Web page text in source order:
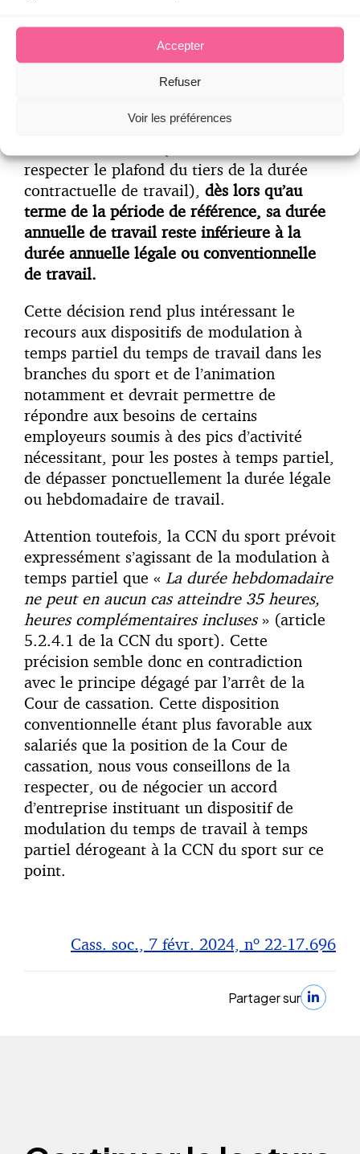
Accepter
Refuser
Voir les préférences
dépassée(Cass. soc., 7 févr. 2024, n° 22-
Concrètement, cela signifie
atteindre ou dépasser 35h de travail sur
respecter le plafond du tiers de la durée
contractuelle de travail), dès lors qu’au
terme de la période de référence, sa durée
annuelle de travail reste inférieure à la
durée annuelle légale ou conventionnelle
de travail.
Cette décision rend plus intéressant le
recours aux dispositifs de modulation à
temps partiel du temps de travail dans les
branches du sport et de l’animation
notamment et devrait permettre de
répondre aux besoins de certains
employeurs soumis à des pics d’activité
nécessitant, pour les postes à temps partiel,
de dépasser ponctuellement la durée légale
ou hebdomadaire de travail.
Attention toutefois, la CCN du sport prévoit
expressément s’agissant de la modulation à
temps partiel que « La durée hebdomadaire
ne peut en aucun cas atteindre 35 heures,
heures complémentaires incluses» (article
5.2.4.1 de la CCN du sport). Cette
précision semble donc en contradiction
avec le principe dégagé par l’arrêt de la
Cour de cassation. Cette disposition
conventionnelle étant plus favorable aux
salariés que la position de la Cour de
cassation, nous vous conseillons de la
respecter, ou de négocier un accord
d’entreprise instituant un dispositif de
modulation du temps de travail à temps
partiel dérogeant à la CCN du sport sur ce
point.
Cass. soc., 7 févr. 2024, nº 22-17.696
Partager sur